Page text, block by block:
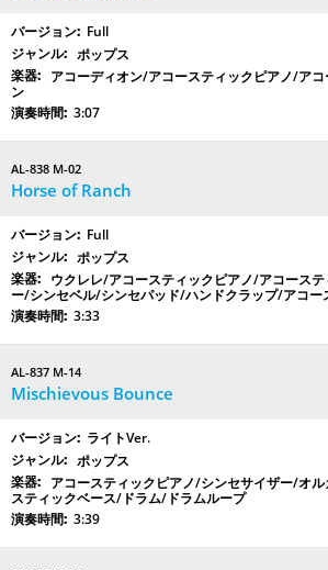
Full
ポップス
アコーディオン/アコースティックピアノ/ア
ン
3:07
AL-838 M-02
Horse of Ranch
Full
ポップス
ウクレレ/アコースティックピアノ/アコース
ー/シンセベル/シンセパッド/ハンドクラップ/アコ
3:33
AL-837 M-14
Mischievous Bounce
ライトVer.
ポップス
アコースティックピアノ/シンセサイザー/オ
スティックベース/ドラム/ドラムループ
3:39